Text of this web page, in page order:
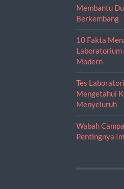
Membantu
Berkembang
10 Fakta
Laboratorium
Modern
Tes
Mengetahui
Menyeluruh
Wabah
Pentingnya